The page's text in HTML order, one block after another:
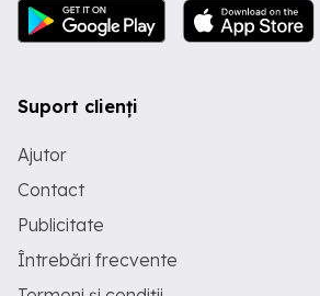
Suport clienți
Ajutor
Contact
Publicitate
Întrebări frecvente